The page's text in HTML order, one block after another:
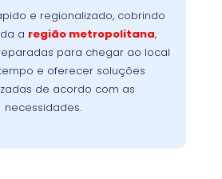
e regionalizado, cobrindo
a região metropolitana,
para chegar ao local
e oferecer soluções
de acordo com as
necessidades.
menor tempo possível,
a interrupção da sua rotina.
conforto, confiança e
do primeiro contato à
do serviço.